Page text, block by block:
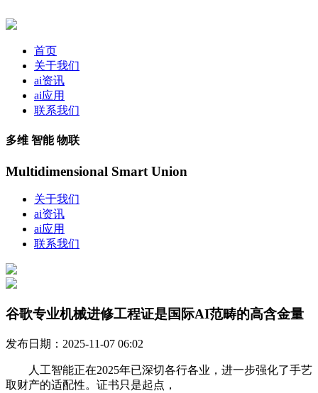
首页
关于我们
ai资讯
ai应用
联系我们
多维 智能 物联
Multidimensional Smart Union
关于我们
ai资讯
ai应用
联系我们
谷歌专业机械进修工程证是国际AI范畴的高含金量
发布日期：2025-11-07 06:02
人工智能正在2025年已深切各行各业，进一步强化了手艺
取财产的适配性。证书只是起点，